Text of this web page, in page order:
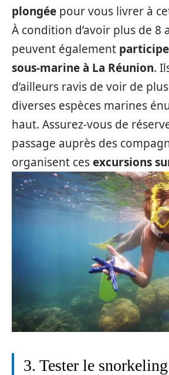
plongée pour vous livrer à
À condition d’avoir plus de 8
peuvent également
sous-marine à La Réunion.
d’ailleurs ravis de voir de
diverses espèces marines
haut. Assurez-vous de
passage auprès des
organisent cesexcursions
3. Tester le snorkeling